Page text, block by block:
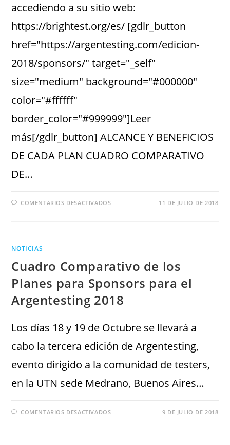
accediendo a su sitio web:
https://brightest.org/es/ [gdlr_button
href="https://argentesting.com/edicion-
2018/sponsors/" target="_self"
size="medium" background="#000000"
color="#ffffff"
border_color="#999999"]Leer
más[/gdlr_button] ALCANCE Y BENEFICIOS
DE CADA PLAN CUADRO COMPARATIVO
DE…
COMENTARIOS DESACTIVADOS 11 DE JULIO DE 2018
NOTICIAS
Cuadro Comparativo de los
Planes para Sponsors para el
Argentesting 2018
Los días 18 y 19 de Octubre se llevará a
cabo la tercera edición de Argentesting,
evento dirigido a la comunidad de testers,
en la UTN sede Medrano, Buenos Aires…
COMENTARIOS DESACTIVADOS 9 DE JULIO DE 2018